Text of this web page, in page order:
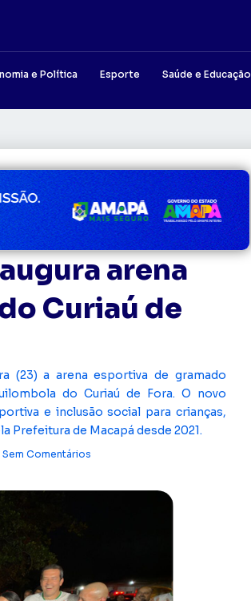
e Política Esporte Saúde e Educação
arena
Curiaú de
(23) a arena esportiva de gramado
do Curiaú de Fora. O novo
e inclusão social para crianças,
Prefeitura de Macapá desde 2021.
Sem Comentários